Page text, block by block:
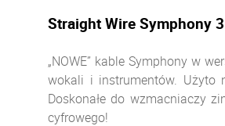
Straight Wire Symphony
„NOWE” kable Symphony w
wokali i instrumentów. Użyto
Doskonałe do wzmacniaczy
cyfrowego!